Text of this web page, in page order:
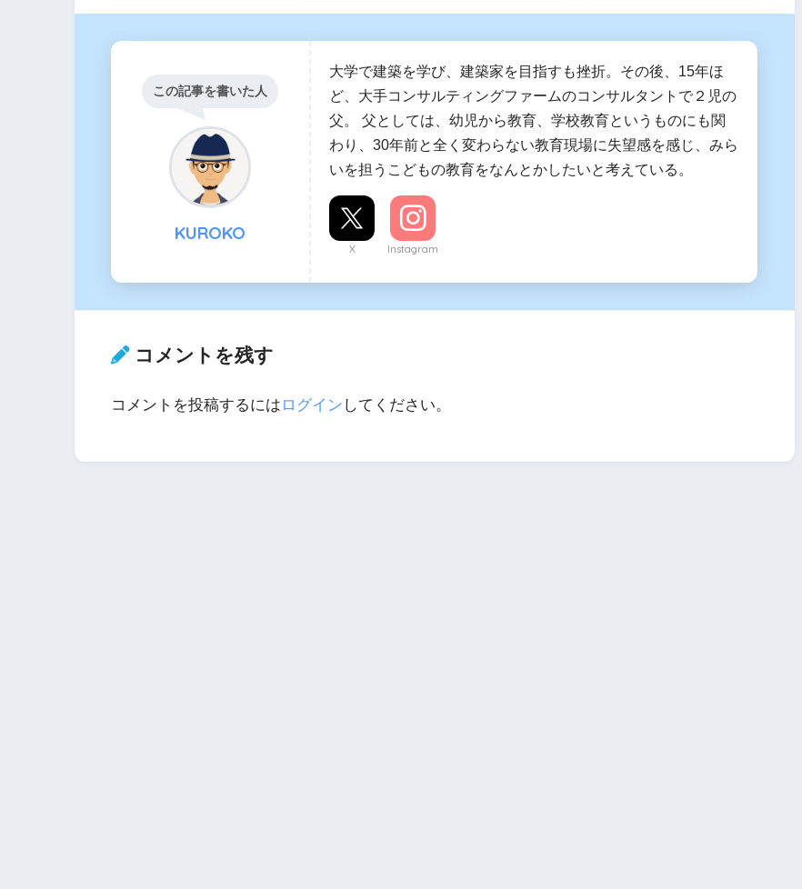
この記事を書いた人
KUROKO
大学で建築を学び、建築家を目指すも挫折。その後、15年ほ
ど、大手コンサルティングファームのコンサルタントで２児の
父。 父としては、幼児から教育、学校教育というものにも関
わり、30年前と全く変わらない教育現場に失望感を感じ、みら
いを担うこどもの教育をなんとかしたいと考えている。
X Instagram
コメントを残す
コメントを投稿するには ログイン してください。